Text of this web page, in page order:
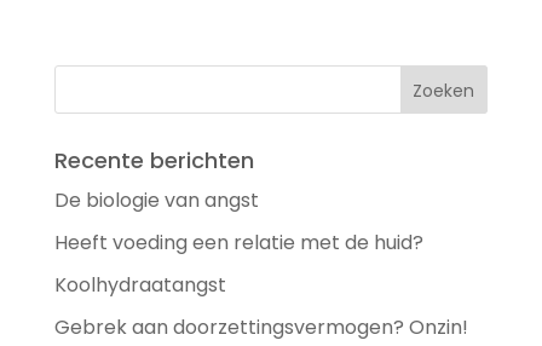
Recente berichten
De biologie van angst
Heeft voeding een relatie met de huid?
Koolhydraatangst
Gebrek aan doorzettingsvermogen? Onzin!